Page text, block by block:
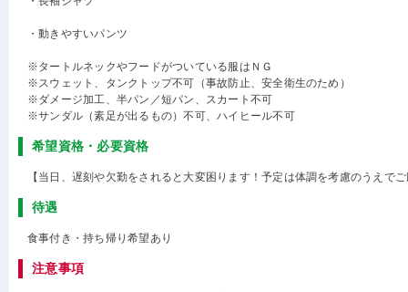
・動きやすいパンツ
※タートルネックやフードがついている服はＮＧ
※スウェット、タンクトップ不可（事故防止、安全衛生のため）
※ダメージ加工、半パン／短パン、スカート不可
※サンダル（素足が出るもの）不可、ハイヒール不可
希望資格・必要資格
【当日、遅刻や欠勤をされると大変困ります！予定は体調を考慮のうえで
待遇
食事付き・持ち帰り希望あり
注意事項